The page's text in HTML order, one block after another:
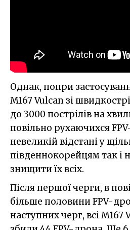
Однак, попри
M167 Vulcan зі
до 3000 пострілів на
повільно рухаючихся
невеликій відстані у
південнокорейцям так і
знищити їх всіх.
Після першої черги, в
більше половини FPV-
наступних черг, всі M167